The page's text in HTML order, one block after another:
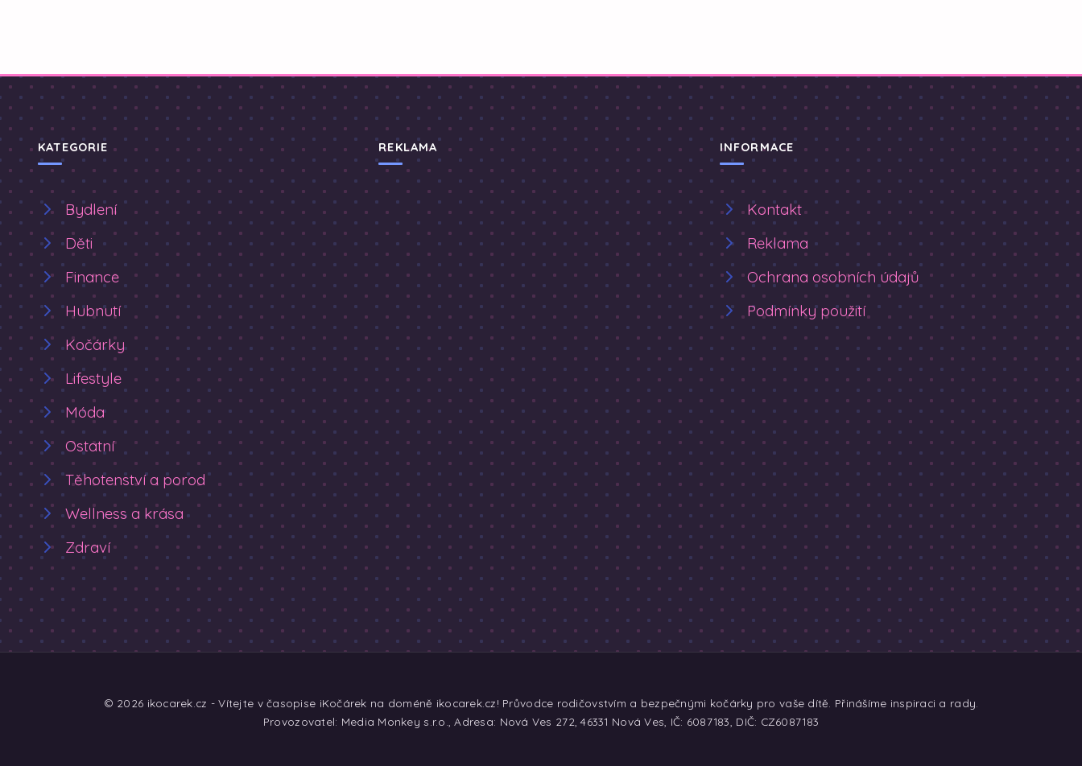
KATEGORIE
Bydlení
Děti
Finance
Hubnutí
Kočárky
Lifestyle
Móda
Ostatní
Těhotenství a porod
Wellness a krása
Zdraví
REKLAMA INFORMACE
Kontakt
Reklama
Ochrana osobních údajů
Podmínky použití
© 2026 ikocarek.cz - Vítejte v časopise iKočárek na doméně ikocarek.cz! Průvodce rodičovstvím a bezpečnými kočárky pro vaše dítě. Přinášíme inspiraci a rady.
Provozovatel: Media Monkey s.r.o., Adresa: Nová Ves 272, 46331 Nová Ves, IČ: 6087183, DIČ: CZ6087183